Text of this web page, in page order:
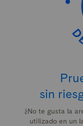
sin
¿No te gusta la
utilizado en un